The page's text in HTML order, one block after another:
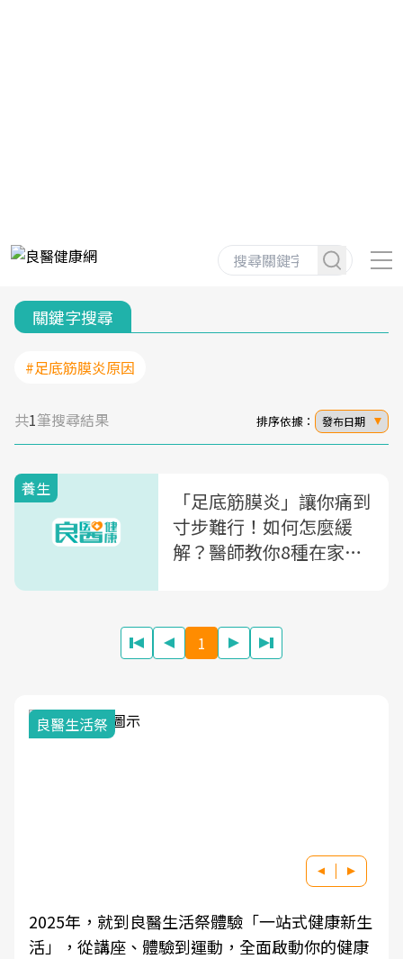
關鍵字搜尋
#足底筋膜炎原因
共1筆搜尋結果 排序依據： 發布日期
養生
「足底筋膜炎」讓你痛到
寸步難行！如何怎麼緩
解？醫師教你8種在家就
1
良醫生活祭
2025年，就到良醫生活祭體驗「一站式健康新生
活」，從講座、體驗到運動，全面啟動你的健康